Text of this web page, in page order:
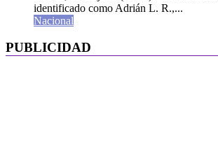
identificado como Adrián L. R.,...
Nacional
PUBLICIDAD